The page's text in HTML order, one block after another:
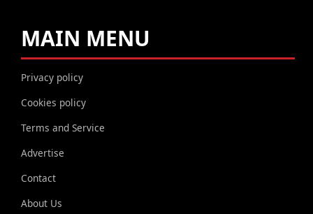
MAIN MENU
Privacy policy
Cookies policy
Terms and Service
Advertise
Contact
About Us